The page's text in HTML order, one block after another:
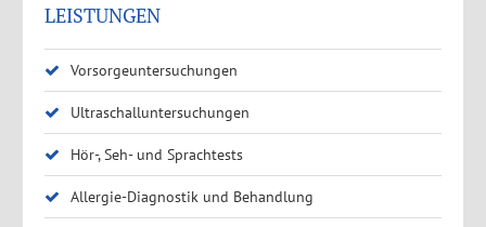
LEISTUNGEN
Vorsorgeuntersuchungen
Ultraschalluntersuchungen
Hör-, Seh- und Sprachtests
Allergie-Diagnostik und Behandlung